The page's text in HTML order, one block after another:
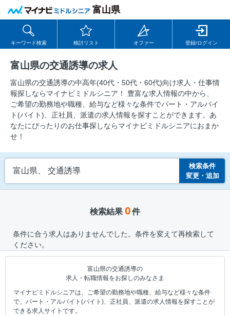
富山県
キーワード検索 検討リスト オファー 登録/ログイン
富山県の交通誘導の求人
富山県の交通誘導の中⾼年(40代・50代・60代)向け求⼈・仕事情
報探しならマイナビミドルシニア！ 豊富な求人情報の中から、
ご希望の勤務地や職種、給与など様々な条件でパート・アルバイ
ト(バイト)、正社員、派遣の求人情報を探すことができます。あ
なたにぴったりのお仕事探しならマイナビミドルシニアにおまか
せ！
富山県、 交通誘導
検索条件
変更・追加
検索結果 0件
条件に合う求人はありませんでした。条件を変えて再検索して
ください。
富山県の交通誘導の
求人・転職情報をお探しのみなさま
マイナビミドルシニアは、ご希望の勤務地や職種、給与など様々な条件
で、パート・アルバイト(バイト)、正社員、派遣の求人情報を探すことが
できる求人サイトです。